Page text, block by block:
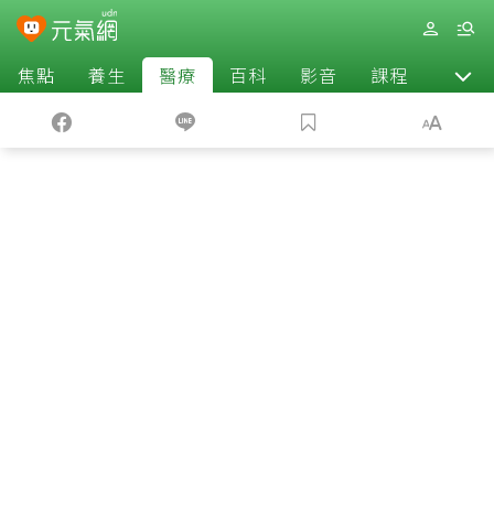
焦點 養生 醫療 百科 影音 課程 退休